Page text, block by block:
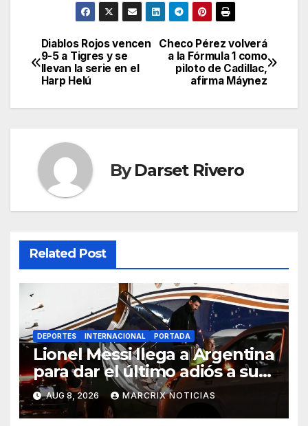
Post
navigation
Checo Pérez volverá
a la Fórmula 1 como
piloto de Cadillac,
afirma Máynez
Diablos Rojos vencen
9-5 a Tigres y se
llevan la serie en el
Harp Helú
ByDarset Rivero
Related Post
DEPORTES INTERNACIONAL PORTADA
Lionel Messi llega a Argentina
para dar el último adiós a su
padre
AUG 8, 2026 MARCRIX NOTICIAS